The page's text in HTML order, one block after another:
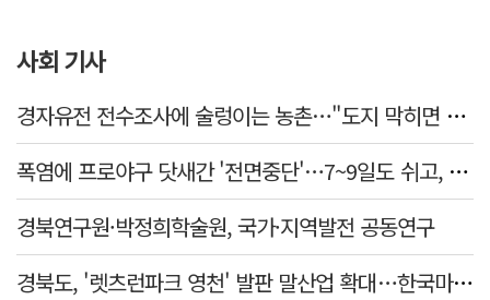
사회 기사
경자유전 전수조사에 술렁이는 농촌…"도지 막히면 농지값도 흔들"
폭염에 프로야구 닷새간 '전면중단'…7~9일도 쉬고, 11일 재개
경북연구원·박정희학술원, 국가·지역발전 공동연구
경북도, '렛츠런파크 영천' 발판 말산업 확대…한국마사회 유치도 총력